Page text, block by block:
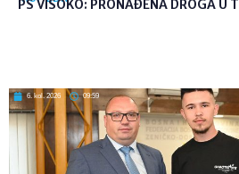
PS VISOKO: PRONAĐENA DROGA U
6. kol. 2026 09:59